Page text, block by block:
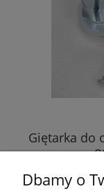
Giętarka do
Dbamy o